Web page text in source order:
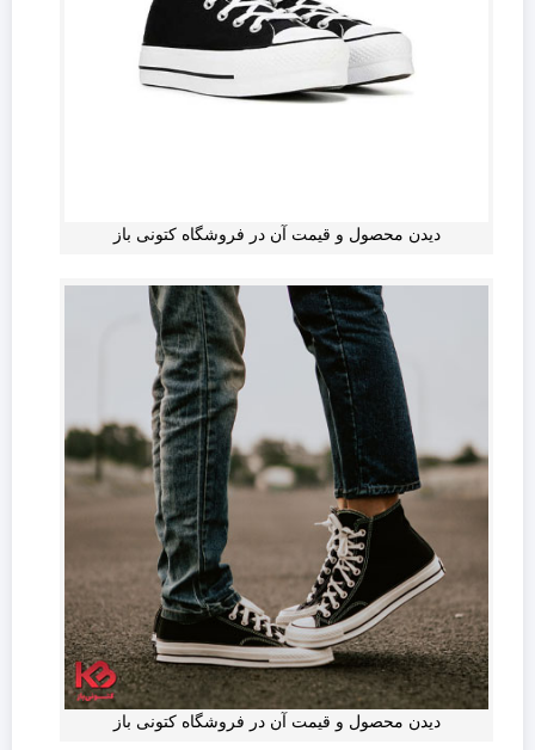
دیدن محصول و قیمت آن در فروشگاه کتونی باز
دیدن محصول و قیمت آن در فروشگاه کتونی باز